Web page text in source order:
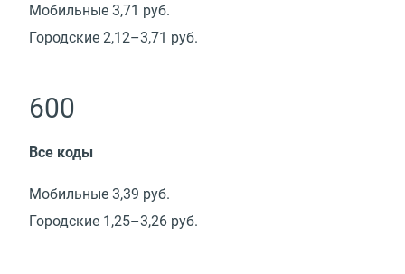
Мобильные 3,71 руб.
Городские 2,12–3,71 руб.
600
Все коды
Мобильные 3,39 руб.
Городские 1,25–3,26 руб.